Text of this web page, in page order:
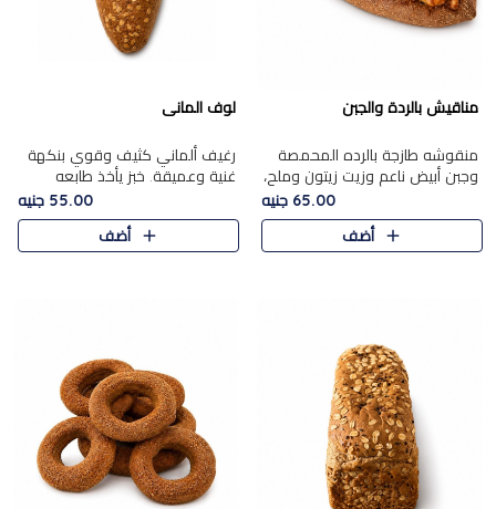
مناقيش بالردة والجبن
منقوشه طازجة بالرده المحمصة
وجبن أبيض ناعم وزيت زيتون وملح،
مباشرة من الفرن.الرده مع نعومة
الجبن فوق عجينة طازجة.
65.00 جنيه
أضف
لوف المانى
رغيف ألماني كثيف وقوي بنكهة
غنية وعميقة. خبز يأخذ طابعه
55.00 جنيه
أضف